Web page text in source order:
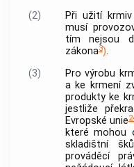
(2)
Při užití
musí
tím nejsou
zákona3).
(3)
Pro výrobu
a ke krmení
produkty ke
jestliže
Evropské unie
které mohou
skladištní
prováděcí